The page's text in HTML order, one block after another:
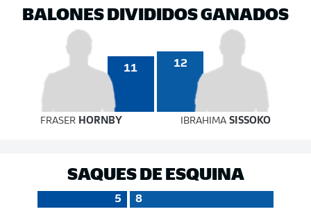
BALONES DIVIDIDOS GANADOS
11 12
FRASER HORNBY IBRAHIMASISSOKO
SAQUES DE ESQUINA
5 8